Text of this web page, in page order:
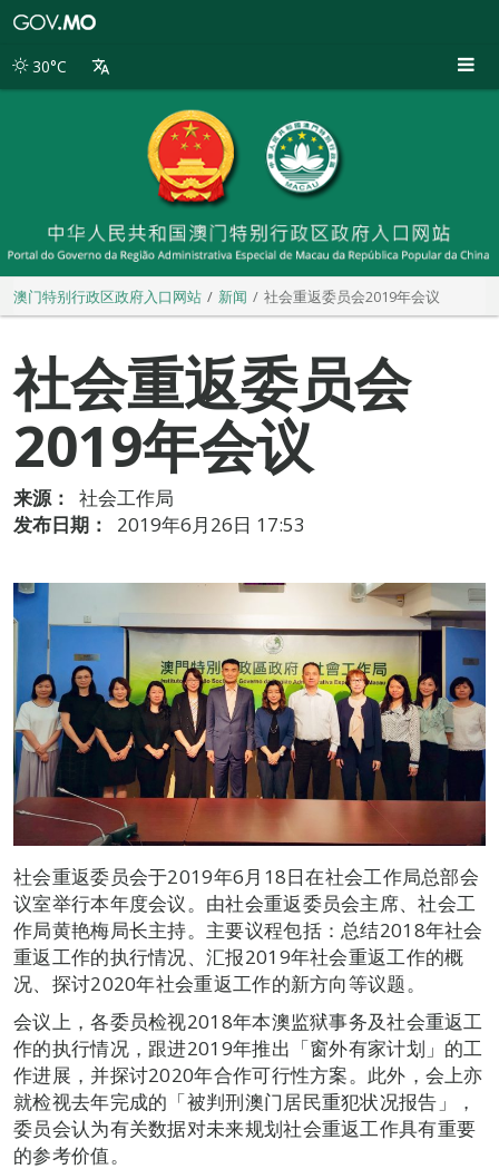
别
30°C
澳门特别行政区政府入口网站 新闻 社会重返委员会2019年会议
社会重返委员会
2019年会议
来源：
社会工作局
发布日期：
2019年6月26日 17:53
社会重返委员会于2019年6月18日在社会工作局总部会
议室举行本年度会议。由社会重返委员会主席、社会工
作局黄艳梅局长主持。主要议程包括：总结2018年社会
重返工作的执行情况、汇报2019年社会重返工作的概
况、探讨2020年社会重返工作的新方向等议题。
会议上，各委员检视2018年本澳监狱事务及社会重返工
作的执行情况，跟进2019年推出「窗外有家计划」的工
作进展，并探讨2020年合作可行性方案。此外，会上亦
就检视去年完成的「被判刑澳门居民重犯状况报告」，
委员会认为有关数据对未来规划社会重返工作具有重要
的参考价值。